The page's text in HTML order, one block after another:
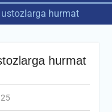
hurmat
hurmat